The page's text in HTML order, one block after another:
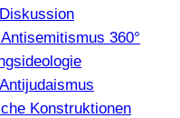
360°
Konstruktionen